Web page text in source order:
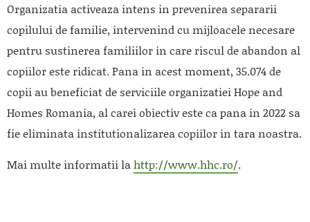
Organizatia activeaza intens in prevenirea separarii
copilului de familie, intervenind cu mijloacele necesare
pentru sustinerea familiilor in care riscul de abandon al
copiilor este ridicat. Pana in acest moment, 35.074 de
copii au beneficiat de serviciile organizatiei Hope and
Homes Romania, al carei obiectiv este ca pana in 2022 sa
fie eliminata institutionalizarea copiilor in tara noastra.
Mai multe informatii lahttp://www.hhc.ro/.